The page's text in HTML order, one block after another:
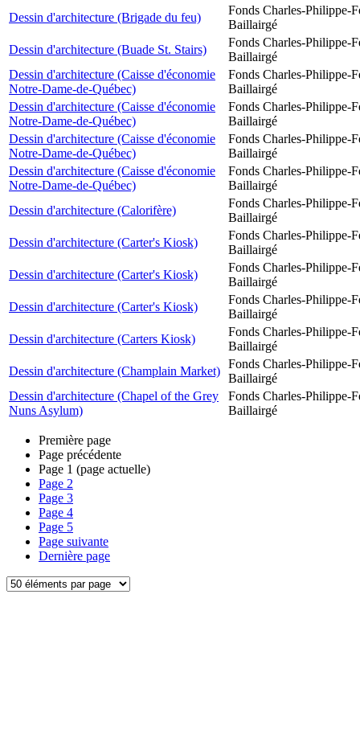
Dessin d'architecture (Brigade du feu)
Fonds Charles-Philippe-
Baillairgé
Dessin d'architecture (Buade St. Stairs)
Fonds Charles-Philippe-
Baillairgé
Dessin d'architecture (Caisse d'économie
Notre-Dame-de-Québec)
Fonds Charles-Philippe-
Baillairgé
Dessin d'architecture (Caisse d'économie
Notre-Dame-de-Québec)
Fonds Charles-Philippe-
Baillairgé
Dessin d'architecture (Caisse d'économie
Notre-Dame-de-Québec)
Fonds Charles-Philippe-
Baillairgé
Dessin d'architecture (Caisse d'économie
Notre-Dame-de-Québec)
Fonds Charles-Philippe-
Baillairgé
Dessin d'architecture (Calorifère)
Fonds Charles-Philippe-
Baillairgé
Dessin d'architecture (Carter's Kiosk)
Fonds Charles-Philippe-
Baillairgé
Dessin d'architecture (Carter's Kiosk)
Fonds Charles-Philippe-
Baillairgé
Dessin d'architecture (Carter's Kiosk)
Fonds Charles-Philippe-
Baillairgé
Dessin d'architecture (Carters Kiosk)
Fonds Charles-Philippe-
Baillairgé
Dessin d'architecture (Champlain Market)
Fonds Charles-Philippe-
Baillairgé
Dessin d'architecture (Chapel of the Grey
Nuns Asylum)
Fonds Charles-Philippe-
Baillairgé
Première page
Page précédente
Page 1 (page actuelle)
Page 2
Page 3
Page 4
Page 5
Page suivante
Dernière page